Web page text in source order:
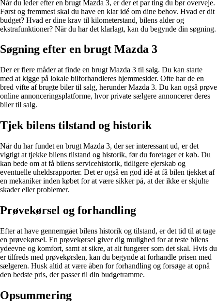
Når du leder efter en brugt Mazda 3, er der et par ting du bør overveje.
Først og fremmest skal du have en klar idé om dine behov. Hvad er dit
budget? Hvad er dine krav til kilometerstand, bilens alder og
ekstrafunktioner? Når du har det klarlagt, kan du begynde din søgning.
Søgning efter en brugt Mazda 3
Der er flere måder at finde en brugt Mazda 3 til salg. Du kan starte
med at kigge på lokale bilforhandleres hjemmesider. Ofte har de en
bred vifte af brugte biler til salg, herunder Mazda 3. Du kan også prøve
online annonceringsplatforme, hvor private sælgere annoncerer deres
biler til salg.
Tjek bilens tilstand og historik
Når du har fundet en brugt Mazda 3, der ser interessant ud, er det
vigtigt at tjekke bilens tilstand og historik, før du foretager et køb. Du
kan bede om at få bilens servicehistorik, tidligere ejerskab og
eventuelle uheldsrapporter. Det er også en god idé at få bilen tjekket af
en mekaniker inden købet for at være sikker på, at der ikke er skjulte
skader eller problemer.
Prøvekørsel og forhandling
Efter at have gennemgået bilens historik og tilstand, er det tid til at tage
en prøvekørsel. En prøvekørsel giver dig mulighed for at teste bilens
ydeevne og komfort, samt at sikre, at alt fungerer som det skal. Hvis du
er tilfreds med prøvekørslen, kan du begynde at forhandle prisen med
sælgeren. Husk altid at være åben for forhandling og forsøge at opnå
den bedste pris, der passer til din budgetramme.
Opsummering